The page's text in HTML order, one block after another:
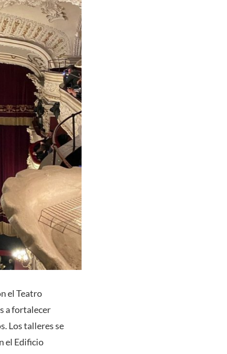
el Teatro
a fortalecer
Los talleres se
el Edificio